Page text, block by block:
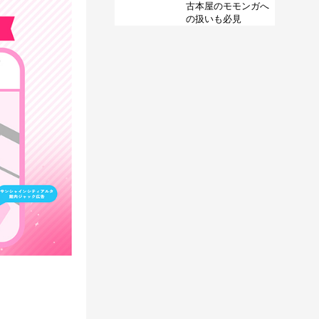
古本屋のモモンガへ
の扱いも必見